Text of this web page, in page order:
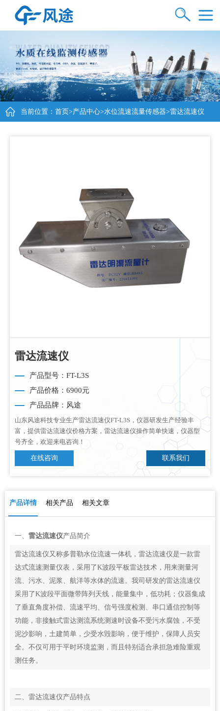
当前位置： 首页>产品中心>水位流速流量传感器>雷达流速仪
雷达流速仪
产品型号：FT-L3S
产品价格：6900元
产品品牌：风途
山东风途科技专业生产雷达流速仪FT-L3S，仪器研发生产经验丰
富，提供雷达流速仪价格方案，雷达流速仪操作简单快速，仪器型
号齐全，欢迎来电咨询！
在线咨询 联系我们
产品详情 相关产品 相关文章
一、 雷达流速仪产品简介
雷达流速仪又称多普勒水位流速一体机，雷达流速仪是一款雷
达式流速测量仪表，采用了K波段平板雷达技术，用来测量河
流、污水、泥浆、航洋等水体的流速。我司研发的雷达流速仪
采用了K波段平面微带阵列天线，能量集中，低功耗；仪器集成
了垂直角度补偿、流速平均、信号强度检测、串口通信控制等
功能，非接触式雷达测流系统测速时设备不受污水腐蚀，不受
泥沙影响，土建简单，少受水毁影响，便于维护，保障人员安
全。不仅可用于平时环境监测，而且特别适合承担急难险重观
测任务。
二、雷达流速仪产品特点